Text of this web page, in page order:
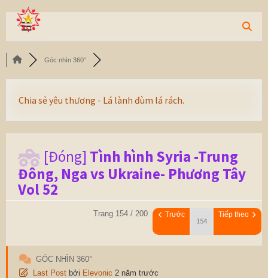
Góc nhìn 360°
Chia sẻ yêu thương - Lá lành đùm lá rách.
[Đóng] Tình hình Syria -Trung
Đông, Nga vs Ukraine- Phương Tây
Vol 52
Trang 154 / 200 Trước Tiếp theo
GÓC NHÌN 360°
Last Post bởi Elevonic 2 năm trước